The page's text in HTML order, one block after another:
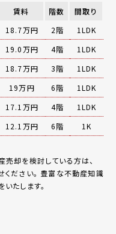
賃料 階数
間取り
18.7万円 2階
1LDK
19.0万円 4階
1LDK
18.7万円 3階
1LDK
19万円 6階
1LDK
17.1万円 4階
1LDK
12.1万円 6階 1K
売却を検討している方は、
ださい。 豊富な不動産知識
たします。